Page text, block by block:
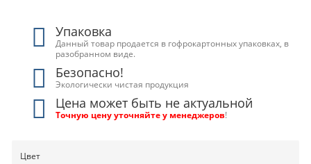
Упаковка
Данный товар продается в гофрокартонных упаковках, в
разобранном виде.
Безопасно!
Экологически чистая продукция
Цена может быть не актуальной
Точную цену уточняйте у менеджеров!
Цвет